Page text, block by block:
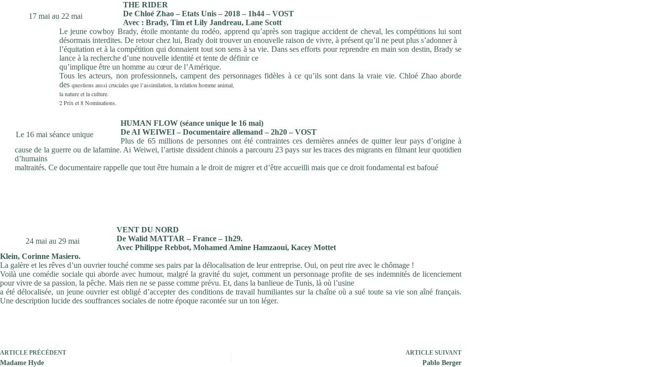
17 mai au 22 mai
THE RIDER
De Chloé Zhao – Etats Unis – 2018 – 1h44 – VOST
Avec : Brady, Tim et Lily Jandreau, Lane Scott
Le jeune cowboy Brady, étoile montante du rodéo, apprend qu’après son tragique accident de cheval, les compétitions lui sont
désormais interdites. De retour chez lui, Brady doit trouver un enouvelle raison de vivre, à présent qu’il ne peut plus s’adonner à
l’équitation et à la compétition qui donnaient tout son sens à sa vie. Dans ses efforts pour reprendre en main son destin, Brady se
lance à la recherche d’une nouvelle identité et tente de définir ce
qu’implique être un homme au cœur de l’Amérique.
Tous les acteurs, non professionnels, campent des personnages fidèles à ce qu’ils sont dans la vraie vie. Chloé Zhao aborde
des questions aussi cruciales que l’assimilation, la relation homme animal,
la nature et la culture.
2 Prix et 8 Nominations.
Le 16 mai séance unique
HUMAN FLOW (séance unique le 16 mai)
De AI WEIWEI – Documentaire allemand – 2h20 – VOST
Plus de 65 millions de personnes ont été contraintes ces dernières années de quitter leur pays d’origine à
cause de la guerre ou de lafamine. Ai Weiwei, l’artiste dissident chinois a parcouru 23 pays sur les traces des migrants en filmant leur quotidien
d’humains
maltraités. Ce documentaire rappelle que tout être humain a le droit de migrer et d’être accueilli mais que ce droit fondamental est bafoué
24 mai au 29 mai
VENT DU NORD
De Walid MATTAR – France – 1h29.
Avec Philippe Rebbot, Mohamed Amine Hamzaoui, Kacey Mottet
Klein, Corinne Masiero.
La galère et les rêves d’un ouvrier touché comme ses pairs par la délocalisation de leur entreprise. Oui, on peut rire avec le chômage !
Voilà une comédie sociale qui aborde avec humour, malgré la gravité du sujet, comment un personnage profite de ses indemnités de licenciement
pour vivre de sa passion, la pêche. Mais rien ne se passe comme prévu. Et, dans la banlieue de Tunis, là où l’usine
a été délocalisée, un jeune ouvrier est obligé d’accepter des conditions de travail humiliantes sur la chaîne où a sué toute sa vie son aîné français.
Une description lucide des souffrances sociales de notre époque racontée sur un ton léger.
ARTICLE PRÉCÉDENT
Madame Hyde
ARTICLE SUIVANT
Pablo Berger